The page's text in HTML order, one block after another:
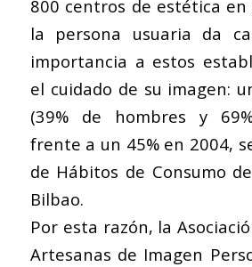
800 centros de estética en
la persona usuaria da
importancia a estos
el cuidado de su imagen:
(39% de hombres y
frente a un 45% en 2004,
de Hábitos de Consumo
Bilbao.
Por esta razón, la
Artesanas de Imagen